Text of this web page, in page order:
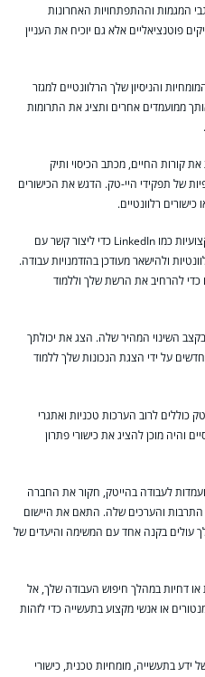
המגמות וההתפתחויות האחרונות
פוטנציאליים אלא גם יוכיח את העניין
והניסיון שלך הרלוונטיים למגזר
ממועמדים אחרים ותציג את התרומות
קורות החיים, מכתב הכיסוי ותיק
של תפקידי היי-טק. הדגש את הכישורים
רלוונטיים.
רשת ביעילות: נצל פלטפורמות נטוורקינג מקצועיות כמו LinkedIn כדי ליצור קשר עם
ולהישאר מעודכן בהזדמנויות עבודה.
כדי להרחיב את הרשת שלך וללמוד
השינוי המהיר שלה. הצג את יכולתך
חדשים על ידי הצגת הנכונות שלך ללמוד
כוללים לרוב הערכות טכניות ואתגרי
והיה מוכן להציג את כישורי פתרון
לעבודה בהייטק, חקור את החברה
התרבות והערכים שלה. התאם את היישום
עולים בקנה אחד עם המשימה והיעדים של
דחיות במהלך חיפוש העבודה שלך, אל
או אנשי מקצוע בתעשייה כדי לזהות
ידע בתעשייה, מומחיות טכנית, כישורי